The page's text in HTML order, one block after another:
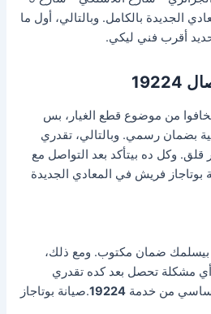
الجديدة بالكامل. وبالتالي، أول ما
أقرب فني ليكي.
من موضوع قطع الغيار، بس
بضمان رسمي. وبالتالي، تقدري
وكل ده بيتأكد بعد التواصل مع
بوتاجاز فريش في المعادي الجديدة
بيسلمك ضمان مكتوب. ومع ذلك،
مشكلة تحصل بعد كده تقدري
أساسي من خدمة19224.صيانة بوتاجاز